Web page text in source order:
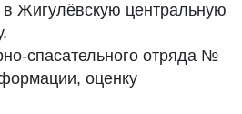
в Жигулёвскую центральную
спасательного отряда №
оценку